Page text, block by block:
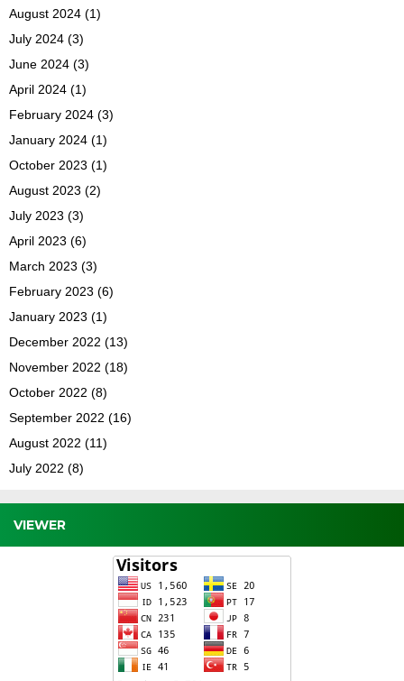
August 2024 (1)
July 2024 (3)
June 2024 (3)
April 2024 (1)
February 2024 (3)
January 2024 (1)
October 2023 (1)
August 2023 (2)
July 2023 (3)
April 2023 (6)
March 2023 (3)
February 2023 (6)
January 2023 (1)
December 2022 (13)
November 2022 (18)
October 2022 (8)
September 2022 (16)
August 2022 (11)
July 2022 (8)
VIEWER